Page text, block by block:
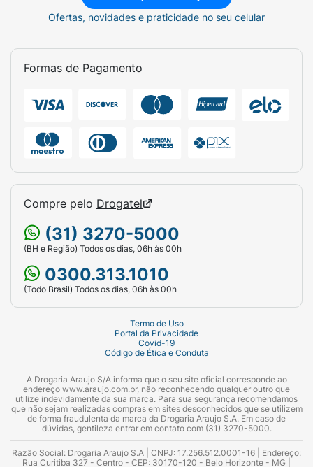
Ofertas, novidades e praticidade no seu celular
Formas de Pagamento
Compre pelo Drogatel
(31) 3270-5000
(BH e Região) Todos os dias, 06h às 00h
0300.313.1010
(Todo Brasil) Todos os dias, 06h às 00h
Termo de Uso
Portal da Privacidade
Covid-19
Código de Ética e Conduta
A Drogaria Araujo S/A informa que o seu site oficial corresponde ao
endereço www.araujo.com.br, não reconhecendo qualquer outro que
utilize indevidamente da sua marca. Para sua segurança recomendamos
que não sejam realizadas compras em sites desconhecidos que se utilizem
de forma fraudulenta da marca da Drogaria Araujo S.A. Em caso de
dúvidas, gentileza entrar em contato com (31) 3270-5000.
Razão Social: Drogaria Araujo S.A | CNPJ: 17.256.512.0001-16 | Endereço:
Rua Curitiba 327 - Centro - CEP: 30170-120 - Belo Horizonte - MG |